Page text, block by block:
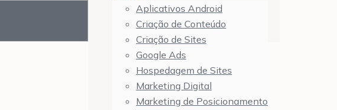
Aplicativos Android
Criação de Conteúdo
Criação de Sites
Google Ads
Hospedagem de Sites
Marketing Digital
Marketing de Posicionamento